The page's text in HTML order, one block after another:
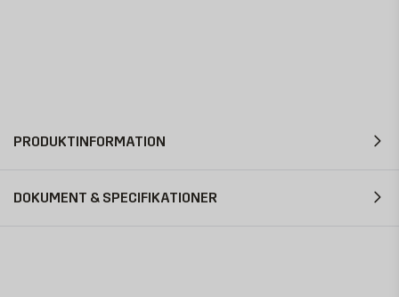
PRODUKTINFORMATION
DOKUMENT & SPECIFIKATIONER